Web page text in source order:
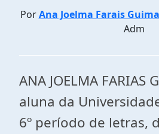
PorAna Joelma Farais
Adm
ANA JOELMA FARIAS
aluna da
6º período de letras,